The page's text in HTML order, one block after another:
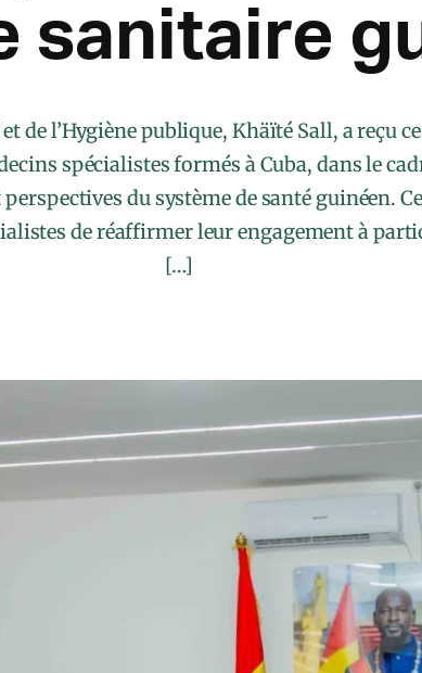
sanitaire
de l’Hygiène publique, Khäïté Sall, a reçu
spécialistes formés à Cuba, dans le
du système de santé guinéen.
de réaffirmer leur engagement à
[…]